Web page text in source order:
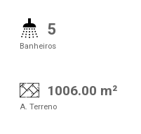
5
Banheiros
1006.00 m²
A. Terreno